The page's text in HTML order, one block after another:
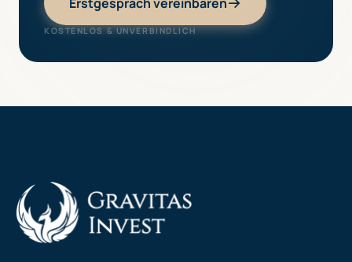
KOSTENLOS & UNVERBINDLICH